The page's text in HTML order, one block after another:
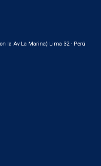
la Av La Marina) Lima 32 - Perú